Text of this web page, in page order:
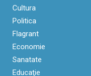
Cultura
Politica
Flagrant
Economie
Sanatate
Educaţie